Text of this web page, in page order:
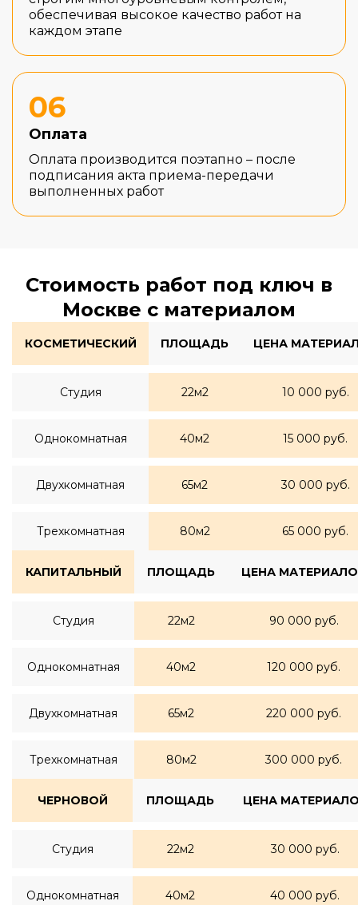
обеспечивая высокое качество работ на
каждом этапе
06
Оплата
Оплата производится поэтапно – после
подписания акта приема-передачи
выполненных работ
Стоимость работ под ключ в
Москве с материалом
КОСМЕТИЧЕСКИЙ ПЛОЩАДЬ ЦЕНА
Студия 22м2 10 000 руб.
Однокомнатная 40м2 15 000 руб.
Двухкомнатная 65м2 30 000 руб.
Трехкомнатная 80м2 65 000 руб.
КАПИТАЛЬНЫЙ ПЛОЩАДЬ ЦЕНА
Студия 22м2 90 000 руб.
Однокомнатная 40м2 120 000 руб.
Двухкомнатная 65м2 220 000 руб.
Трехкомнатная 80м2 300 000 руб.
ЧЕРНОВОЙ ПЛОЩАДЬ ЦЕНА
Студия 22м2 30 000 руб.
Однокомнатная 40м2 40 000 руб.